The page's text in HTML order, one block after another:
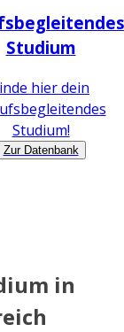
Studium
hier dein
Studium!
Zur Datenbank
in